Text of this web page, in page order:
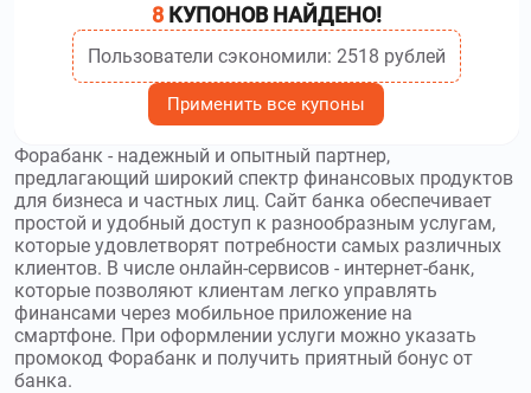
8КУПОНОВ НАЙДЕНО!
Пользователи сэкономили: 2518 рублей
Применить все купоны
Форабанк - надежный и опытный партнер,
предлагающий широкий спектр финансовых продуктов
для бизнеса и частных лиц. Сайт банка обеспечивает
простой и удобный доступ к разнообразным услугам,
которые удовлетворят потребности самых различных
клиентов. В числе онлайн-сервисов - интернет-банк,
которые позволяют клиентам легко управлять
финансами через мобильное приложение на
смартфоне. При оформлении услуги можно указать
промокод Форабанк и получить приятный бонус от
банка.